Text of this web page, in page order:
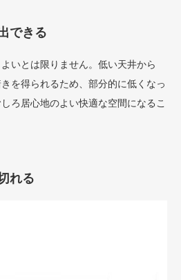
できる
いとは限りません。低い天井から
を得られるため、部分的に低くなっ
ろ居心地のよい快適な空間になるこ
れる